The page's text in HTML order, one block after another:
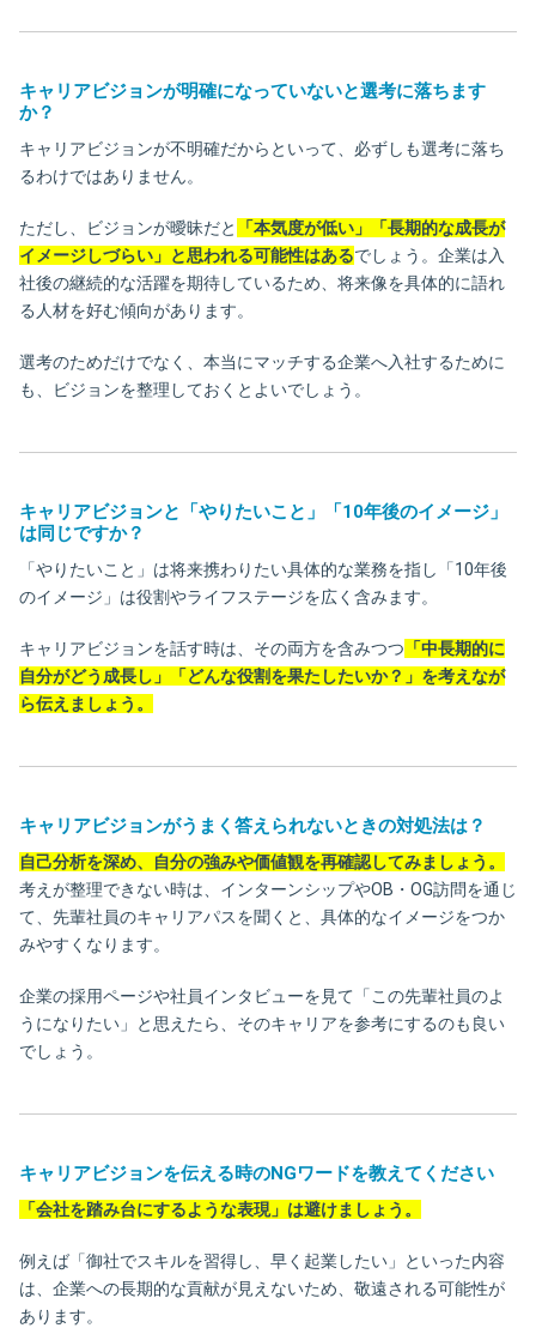
キャリアビジョンが明確になっていないと選考に落ちます
か？
キャリアビジョンが不明確だからといって、必ずしも選考に落ち
るわけではありません。
ただし、ビジョンが曖昧だと
「本気度が低い」「長期的な成長が
イメージしづらい」と思われる可能性はあるでしょう。企業は入
社後の継続的な活躍を期待しているため、将来像を具体的に語れ
る人材を好む傾向があります。
選考のためだけでなく、本当にマッチする企業へ入社するために
も、ビジョンを整理しておくとよいでしょう。
キャリアビジョンと「やりたいこと」「10年後のイメージ」
は同じですか？
「やりたいこと」は将来携わりたい具体的な業務を指し「10年後
のイメージ」は役割やライフステージを広く含みます。
キャリアビジョンを話す時は、その両方を含みつつ 「中長期的に
自分がどう成長し」「どんな役割を果たしたいか？」を考えなが
ら伝えましょう。
キャリアビジョンがうまく答えられないときの対処法は？
自己分析を深め、自分の強みや価値観を再確認してみましょう。
考えが整理できない時は、インターンシップやOB・OG訪問を通じ
て、先輩社員のキャリアパスを聞くと、具体的なイメージをつか
みやすくなります。
企業の採用ページや社員インタビューを見て「この先輩社員のよ
うになりたい」と思えたら、そのキャリアを参考にするのも良い
でしょう。
キャリアビジョンを伝える時のNGワードを教えてください
「会社を踏み台にするような表現」は避けましょう。
例えば「御社でスキルを習得し、早く起業したい」といった内容
は、企業への長期的な貢献が見えないため、敬遠される可能性が
あります。